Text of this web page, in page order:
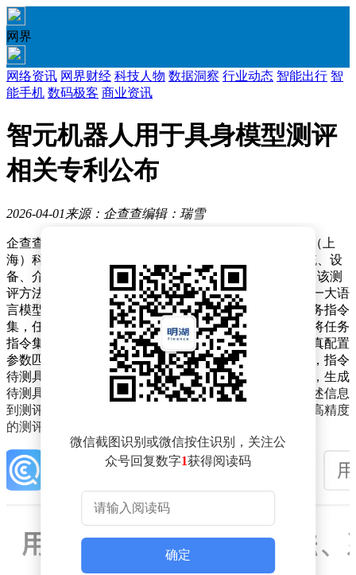
网界
网络资讯 网界财经 科技人物 数据洞察 行业动态 智能出行 智
能手机 数码极客 商业资讯
智元机器人用于具身模型测评
相关专利公布
2026-04-01 来源：企查查编辑：瑞雪
企查查APP显示，近日，智元机器人关联公司智元创新（上
海）科技股份有限公司“用于具身模型的测评方法、系统、设
备、介质及程序产品”专利公布。企查查专利摘要显示，该测
评方法包括获取任务描述信息；将任务描述信息输入第一大语
言模型，由第一大语言模型生成用于控制执行机构的任务指令
集，任务指令集包括至少一个任务指令及其关联信息；将任务
指令集和仿真配置参数输入第二大语言模型，生成与仿真配置
参数匹配的测评配置文件；将测评配置文件输入仿真器，指令
待测具身模型控制机器人在仿真器中，执行任务指令集，生成
待测具身模型的测评结果。通过大语言模型实现任务描述信息
到测评配置及测评执行的全流程自动化闭环，规模化、高精度
的测评。
微信截图识别或微信按住识别，关注公
众号回复数字1获得阅读码
确定